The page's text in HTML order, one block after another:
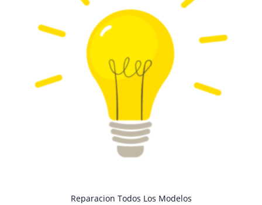
Reparacion Todos Los Modelos